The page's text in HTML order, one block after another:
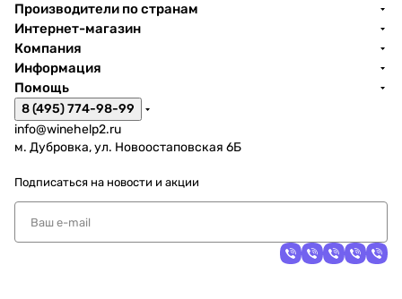
Производители по странам
Интернет-магазин
Компания
Информация
Помощь
8 (495) 774-98-99
info@winehelp2.ru
м. Дубровка, ул. Новоостаповская 6Б
Подписаться на новости и акции